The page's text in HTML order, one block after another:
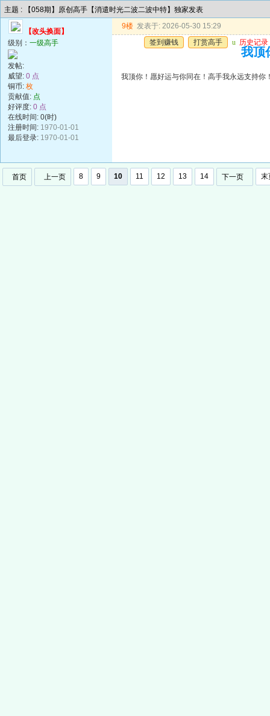
主题 : 【058期】原创高手【消遣时光二波二波中特】独家发表
【改头换面】
级别： 一级高手
发帖:
威望: 0 点
铜币: 枚
贡献值: 点
好评度: 0 点
在线时间: 0(时)
注册时间: 1970-01-01
最后登录: 1970-01-01
9楼 发表于: 2026-05-30 15:29
签到赚钱
打赏高手 u 历史记录
我顶
我顶你！愿好运与你同在！高手我永远支持你
首页 上一页 8 9 10 11 12 13 14 下一页 末